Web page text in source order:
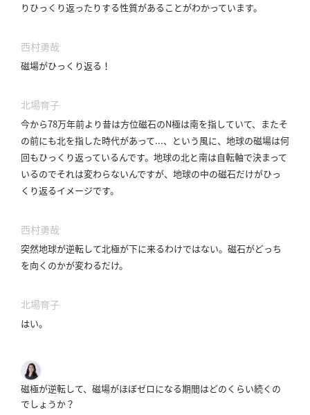
りひっくり返ったりする性質があることがわかっています。
西村勇哉
磁場がひっくり返る！
北場育子
今から78万年前より昔は方位磁石のN極は南を指していて、またそ
の前にも北を指した時代があって...、という風に、地球の磁場は何
回もひっくり返っているんです。 地球の北と南は自転軸で決まって
いるのでそれは変わらないんですが、地球の中の磁石だけがひっ
くり返るイメージです。
西村勇哉
突然地球が逆転して北極が下に来るわけではない。 磁石がどっち
を向くのかが変わるだけ。
北場育子
はい。
磁極が逆転して、磁場がほぼゼロになる期間はどのくらい続くの
でしょうか？